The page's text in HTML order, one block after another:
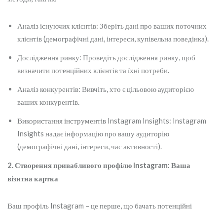
Аналіз існуючих клієнтів: Зберіть дані про ваших поточних
клієнтів (демографічні дані, інтереси, купівельна поведінка).
Дослідження ринку: Проведіть дослідження ринку, щоб
визначити потенційних клієнтів та їхні потреби.
Аналіз конкурентів: Вивчіть, хто є цільовою аудиторією
ваших конкурентів.
Використання інструментів Instagram Insights: Instagram
Insights надає інформацію про вашу аудиторію
(демографічні дані, інтереси, час активності).
2. Створення привабливого профілю Instagram: Ваша
візитна картка
Ваш профіль Instagram – це перше, що бачать потенційні